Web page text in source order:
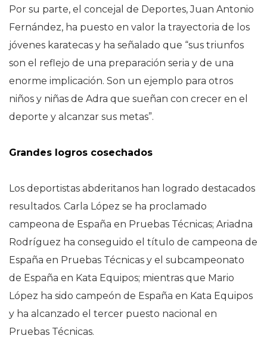
Por su parte, el concejal de Deportes, Juan Antonio
Fernández, ha puesto en valor la trayectoria de los
jóvenes karatecas y ha señalado que “sus triunfos
son el reflejo de una preparación seria y de una
enorme implicación. Son un ejemplo para otros
niños y niñas de Adra que sueñan con crecer en el
deporte y alcanzar sus metas”.
Grandes logros cosechados
Los deportistas abderitanos han logrado destacados
resultados. Carla López se ha proclamado
campeona de España en Pruebas Técnicas; Ariadna
Rodríguez ha conseguido el título de campeona de
España en Pruebas Técnicas y el subcampeonato
de España en Kata Equipos; mientras que Mario
López ha sido campeón de España en Kata Equipos
y ha alcanzado el tercer puesto nacional en
Pruebas Técnicas.